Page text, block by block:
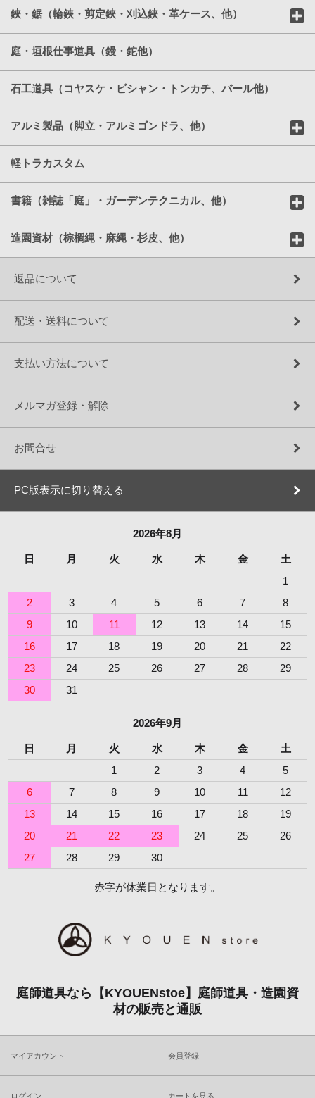
鋏・鋸（輪鋏・剪定鋏・刈込鋏・革ケース、他）
庭・垣根仕事道具（鏝・鉈他）
石工道具（コヤスケ・ビシャン・トンカチ、バール他）
アルミ製品（脚立・アルミゴンドラ、他）
軽トラカスタム
書籍（雑誌「庭」・ガーデンテクニカル、他）
造園資材（棕櫚縄・麻縄・杉皮、他）
返品について
配送・送料について
支払い方法について
メルマガ登録・解除
お問合せ
PC版表示に切り替える
2026年8月
日 月 火 水 木 金
土
1
2
3 4 5 6 7
8
9
10 11 12 13 14
15
16
17 18 19 20 21
22
23
24 25 26 27 28
29
30
31
2026年9月
日 月 火 水 木 金
土
1
2 3 4
5
6
7 8 9 10 11
12
13
14 15 16 17 18
19
20
21 22 23 24 25
26
27
28 29 30
赤字が休業日となります。
庭師道具なら【KYOUENstoe】庭師道具・造園資
材の販売と通販
マイアカウント 会員登録
ログイン カートを見る